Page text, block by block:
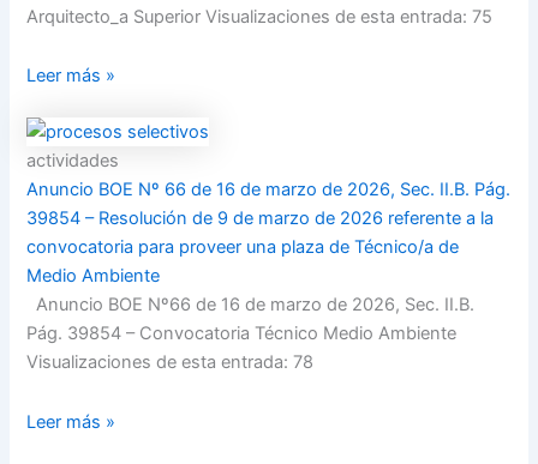
Arquitecto_a Superior Visualizaciones de esta entrada: 75
Leer más »
actividades
Anuncio BOE Nº 66 de 16 de marzo de 2026, Sec. II.B. Pág.
39854 – Resolución de 9 de marzo de 2026 referente a la
convocatoria para proveer una plaza de Técnico/a de
Medio Ambiente
Anuncio BOE Nº66 de 16 de marzo de 2026, Sec. II.B.
Pág. 39854 – Convocatoria Técnico Medio Ambiente
Visualizaciones de esta entrada: 78
Leer más »